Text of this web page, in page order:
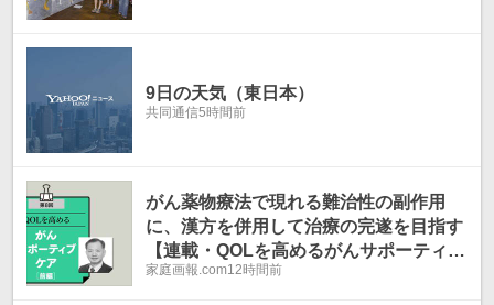
9日の天気（東日本）
共同通信5時間前
がん薬物療法で現れる難治性の副作用
に、漢方を併用して治療の完遂を目指す
【連載・QOLを高めるがんサポーティブ
ケア】
家庭画報.com12時間前